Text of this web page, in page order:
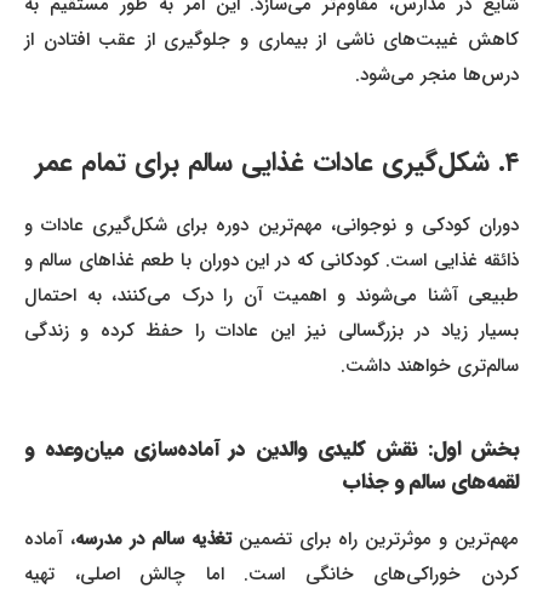
کاهش غیبت‌های ناشی از بیماری و جلوگیری از عقب افتادن از
درس‌ها منجر می‌شود.
دوران کودکی و نوجوانی، مهم‌ترین دوره برای شکل‌گیری عادات و
ذائقه غذایی است. کودکانی که در این دوران با طعم غذاهای سالم و
طبیعی آشنا می‌شوند و اهمیت آن را درک می‌کنند، به احتمال
بسیار زیاد در بزرگسالی نیز این عادات را حفظ کرده و زندگی
سالم‌تری خواهند داشت.
بخش اول: نقش کلیدی والدین در آماده‌سازی میان‌وعده و
لقمه‌های سالم و جذاب
مهم‌ترین و موثرترین راه برای تضمینتغذیه سالم در مدرسه، آماده
کردن خوراکی‌های خانگی است. اما چالش اصلی، تهیه